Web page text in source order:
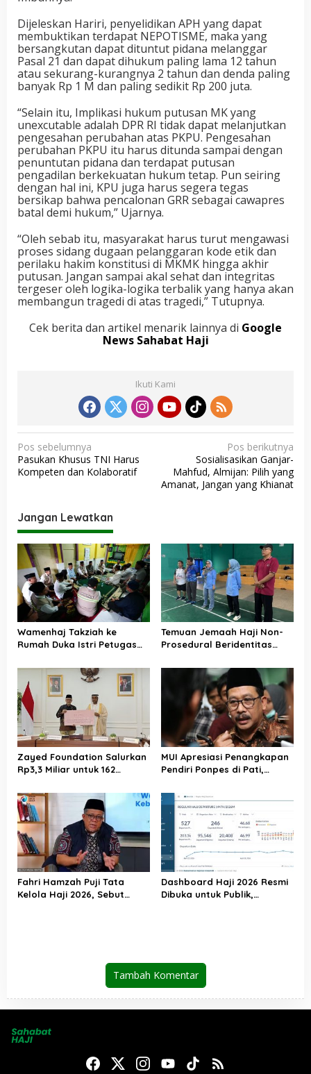
Dijeleskan Hariri, penyelidikan APH yang dapat
membuktikan terdapat NEPOTISME, maka yang
bersangkutan dapat dituntut pidana melanggar
Pasal 21 dan dapat dihukum paling lama 12 tahun
atau sekurang-kurangnya 2 tahun dan denda paling
banyak Rp 1 M dan paling sedikit Rp 200 juta.
“Selain itu, Implikasi hukum putusan MK yang
unexcutable adalah DPR RI tidak dapat melanjutkan
pengesahan perubahan atas PKPU. Pengesahan
perubahan PKPU itu harus ditunda sampai dengan
penuntutan pidana dan terdapat putusan
pengadilan berkekuatan hukum tetap. Pun seiring
dengan hal ini, KPU juga harus segera tegas
bersikap bahwa pencalonan GRR sebagai cawapres
batal demi hukum,” Ujarnya.
“Oleh sebab itu, masyarakat harus turut mengawasi
proses sidang dugaan pelanggaran kode etik dan
perilaku hakim konstitusi di MKMK hingga akhir
putusan. Jangan sampai akal sehat dan integritas
tergeser oleh logika-logika terbalik yang hanya akan
membangun tragedi di atas tragedi,” Tutupnya.
Cek berita dan artikel menarik lainnya di Google
News Sahabat Haji
Ikuti Kami
N
a
g
a
s
i
p
o
s
Pos sebelumnya
Pasukan Khusus TNI Harus
Kompeten dan Kolaboratif
Pos berikutnya
Sosialisasikan Ganjar-
Mahfud, Almijan: Pilih yang
Amanat, Jangan yang Khianat
Jangan Lewatkan
Wamenhaj Takziah ke
Rumah Duka Istri Petugas
Penghormatan atas
Amanah yang Tetap
Ditunaikan
Temuan Jemaah Haji Non-
Prosedural Beridentitas
Kami Tunggu Arahan Pusat
Zayed Foundation Salurkan
Rp3,3 Miliar untuk 162
Perkuat Kerja Sama Haji RI–
UEA
MUI Apresiasi Penangkapan
Pendiri Ponpes di Pati,
bagi Perusak Akhlak
Pesantren
Fahri Hamzah Puji Tata
Kelola Haji 2026, Sebut
Dashboard Haji 2026 Resmi
Dibuka untuk Publik,
Tambah Komentar